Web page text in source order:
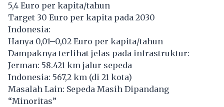
5,4 Euro per kapita/tahun
Target 30 Euro per kapita pada 2030
Indonesia:
Hanya 0,01–0,02 Euro per kapita/tahun
Dampaknya terlihat jelas pada infrastruktur:
Jerman: 58.421 km jalur sepeda
Indonesia: 567,2 km (di 21 kota)
Masalah Lain: Sepeda Masih Dipandang
“Minoritas”